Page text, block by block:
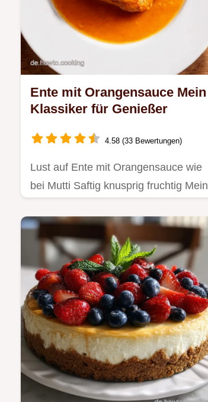
Ente mit Orangensauce Mein
Klassiker für Genießer
4.58 (33 Bewertungen)
Lust auf Ente mit Orangensauce wie
bei Mutti Saftig knusprig fruchtig Mein